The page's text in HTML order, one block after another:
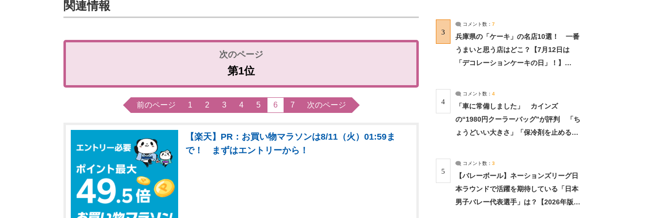
関連情報
第1位
前のページ 1 2 3 4 5 6 7 次のページ
【楽天】PR：お買い物マラソンは8/11（火）01:59ま
で！ まずはエントリーから！
3
コメント数： 7
兵庫県の「ケーキ」の名店10選！ 一番
うまいと思う店はどこ？【7月12日は
「デコレーションケーキの日」！】
4
コメント数： 4
「車に常備しました」 カインズ
の“1980円クーラーバッグ”が評判 「ち
ょうどいい大きさ」「保冷剤を止めるベ
5
コメント数： 3
【バレーボール】ネーションズリーグ日
本ラウンドで活躍を期待している「日本
男子バレー代表選手」は？【2026年版・